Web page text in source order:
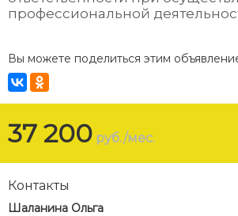
профессиональной
Вы можете поделиться этим
37 200 руб./мес.
Контакты
Шаланина Ольга